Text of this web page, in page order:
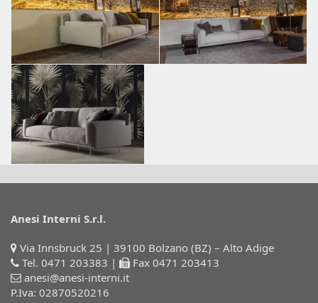
Anesi Interni S.r.l.
Via Innsbruck 25 | 39100 Bolzano (BZ) – Alto Adige
Tel. 0471 203383 |
Fax 0471 203413
anesi@anesi-interni.it
P.Iva: 02870520216